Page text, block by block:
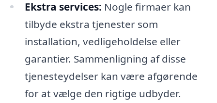
Ekstra services: Nogle firmaer kan
tilbyde ekstra tjenester som
installation, vedligeholdelse eller
garantier. Sammenligning af disse
tjenesteydelser kan være afgørende
for at vælge den rigtige udbyder.